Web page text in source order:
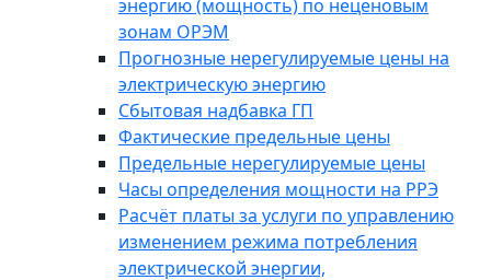
энергию (мощность) по неценовым
зонам ОРЭМ
Прогнозные нерегулируемые цены на
электрическую энергию
Сбытовая надбавка ГП
Фактические предельные цены
Предельные нерегулируемые цены
Часы определения мощности на РРЭ
Расчёт платы за услуги по управлению
изменением режима потребления
электрической энергии,